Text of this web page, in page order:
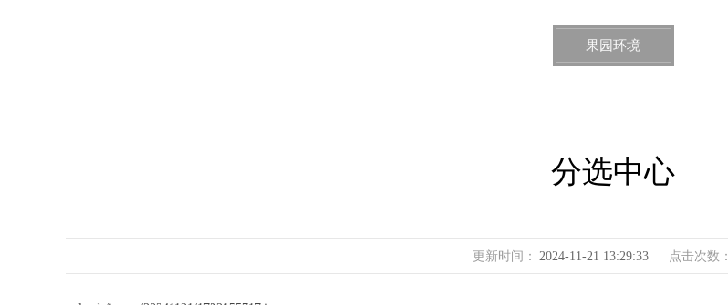
果园环境
分选中心
更新时间： 2024-11-21 13:29:33 点击次数：